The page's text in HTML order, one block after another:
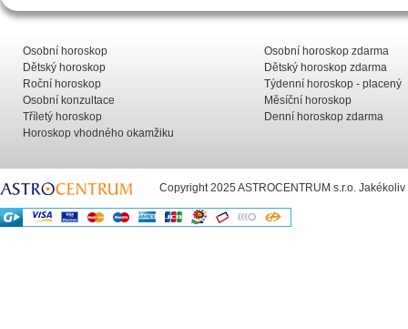
Osobní horoskop
Dětský horoskop
Roční horoskop
Osobní konzultace
Tříletý horoskop
Horoskop vhodného okamžiku
Osobní horoskop zdarma
Dětský horoskop zdarma
Týdenní horoskop - placený
Měsíční horoskop
Denní horoskop zdarma
Copyright 2025 ASTROCENTRUM s.r.o.